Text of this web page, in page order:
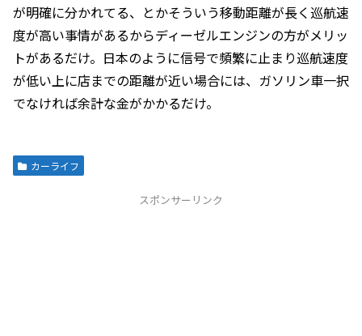
が明確に分かれてる、とかそういう移動距離が長く巡航速
度が高い事情があるからディーゼルエンジンの方がメリッ
トがあるだけ。日本のように信号で頻繁に止まり巡航速度
が低い上に店までの距離が近い場合には、ガソリン車一択
でなければ余計な金がかかるだけ。
カーライフ
スポンサーリンク